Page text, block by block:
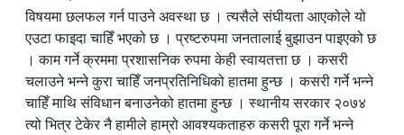
विषयमा छलफल गर्न पाउने अवस्था छ । त्यसैले संघीयता आएकोले यो
एउटा फाइदा चाहिँ भएको छ । प्रष्टरुपमा जनतालाई बुझाउन पाइएको छ
। काम गर्ने क्रममा प्रशासनिक रुपमा केही स्वायतत्ता छ । कसरी
चलाउने भन्ने कुरा चाहिँ जनप्रतिनिधिको हातमा हुन्छ । कसरी गर्ने भन्ने
चाहिँ माथि संविधान बनाउनेको हातमा हुन्छ । स्थानीय सरकार २०७४
त्यो भित्र टेकेर नै हामीले हाम्रो आवश्यकताहरु कसरी पूरा गर्ने भन्ने